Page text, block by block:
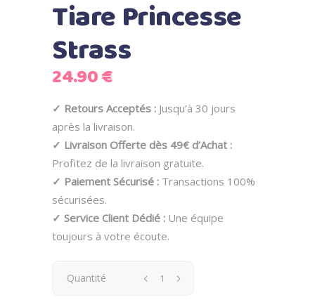
Tiare Princesse
Strass
24.90€
✓ Retours Acceptés : Jusqu’à 30 jours
après la livraison.
✓ Livraison Offerte dès 49€ d’Achat :
Profitez de la livraison gratuite.
✓ Paiement Sécurisé : Transactions 100%
sécurisées.
✓ Service Client Dédié : Une équipe
toujours à votre écoute.
Quantité